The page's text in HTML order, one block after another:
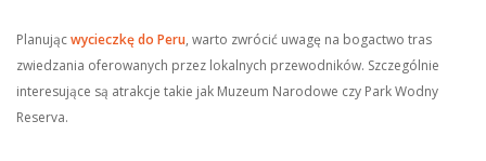
Planującwycieczkę do Peru, warto zwrócić uwagę na bogactwo tras
zwiedzania oferowanych przez lokalnych przewodników. Szczególnie
interesujące są atrakcje takie jak Muzeum Narodowe czy Park Wodny
Reserva.